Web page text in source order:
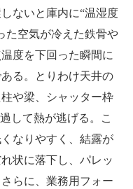
ないと庫内に“温湿度
た空気が冷えた鉄骨や
度を下回った瞬間に
る。とりわけ天井の
や梁、シャッター枠
して熱が逃げる。こ
なりやすく、結露が
状に落下し、パレッ
らに、業務用フォー